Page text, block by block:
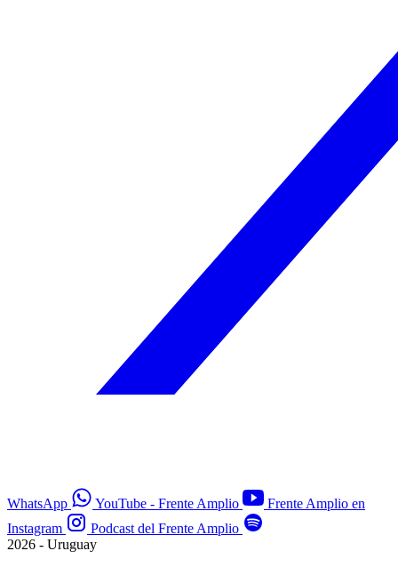
WhatsApp YouTube - Frente Amplio
Frente Amplio en
Instagram
Podcast del Frente Amplio
2026 - Uruguay